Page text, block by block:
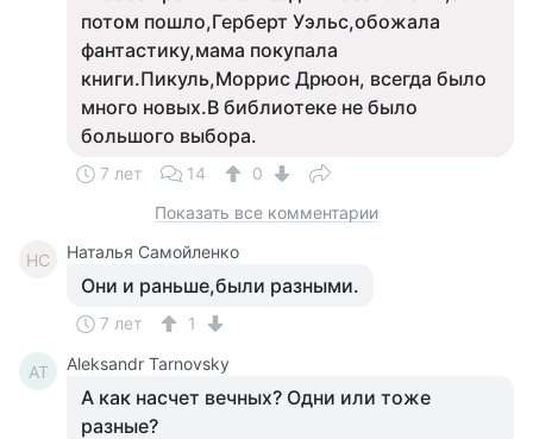
потом пошло,Герберт Уэльс,обожала
фантастику,мама покупала
книги.Пикуль,Моррис Дрюон, всегда было
много новых.В библиотеке не было
большого выбора.
7 лет 14
0
Показать все комментарии
НС Наталья Самойленко
Они и раньше,были разными.
7 лет 1
AT Aleksandr Tarnovsky
А как насчет вечных? Одни или тоже
разные?